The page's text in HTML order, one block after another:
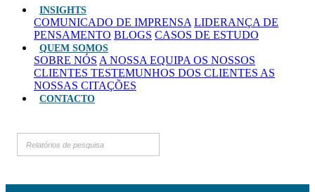
INSIGHTS
COMUNICADO DE IMPRENSA LIDERANÇA DE
PENSAMENTO BLOGS CASOS DE ESTUDO
QUEM SOMOS
SOBRE NÓS A NOSSA EQUIPA OS NOSSOS
CLIENTES TESTEMUNHOS DOS CLIENTES AS
NOSSAS CITAÇÕES
CONTACTO